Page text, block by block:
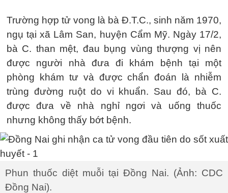
Trường hợp tử vong là bà Đ.T.C., sinh năm 1970,
ngụ tại xã Lâm San, huyện Cẩm Mỹ. Ngày 17/2,
bà C. than mệt, đau bụng vùng thượng vị nên
được người nhà đưa đi khám bệnh tại một
phòng khám tư và được chẩn đoán là nhiễm
trùng đường ruột do vi khuẩn. Sau đó, bà C.
được đưa về nhà nghỉ ngơi và uống thuốc
nhưng không thấy bớt bệnh.
Phun thuốc diệt muỗi tại Đồng Nai. (Ảnh: CDC
Đồng Nai).